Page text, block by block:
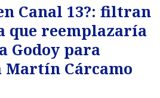
Canal 13?: filtran
que reemplazaría
Godoy para
Martín Cárcamo